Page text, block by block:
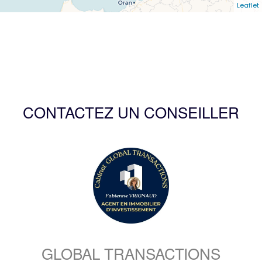
Leaflet
CONTACTEZ UN CONSEILLER
GLOBAL TRANSACTIONS